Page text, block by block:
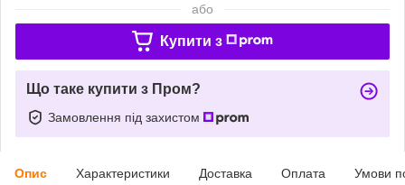
або
Купити з
Що таке купити з Пром?
Замовлення під захистом
Опис Характеристики Доставка Оплата Умови